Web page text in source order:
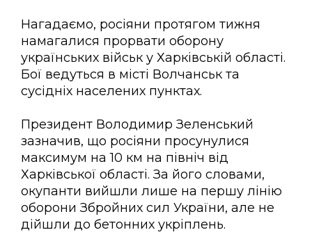
Нагадаємо, росіяни протягом тижня
намагалися прорвати оборону
українських військ у Харківській області.
Бої ведуться в місті Волчанськ та
сусідніх населених пунктах.
Президент Володимир Зеленський
зазначив, що росіяни просунулися
максимум на 10 км на північ від
Харківської області. За його словами,
окупанти вийшли лише на першу лінію
оборони Збройних сил України, але не
дійшли до бетонних укріплень.